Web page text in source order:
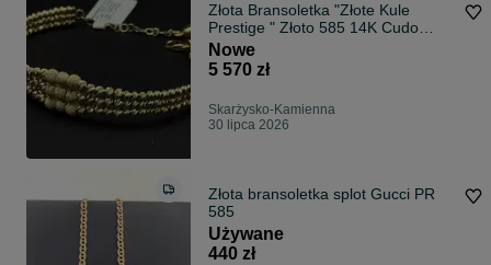
Złota Bransoletka "Złote Kule
Prestige " Złoto 585 14K Cudo
Nowa
Nowe
5 570 zł
Skarżysko-Kamienna
30 lipca 2026
Złota bransoletka splot Gucci PR
585
Używane
440 zł